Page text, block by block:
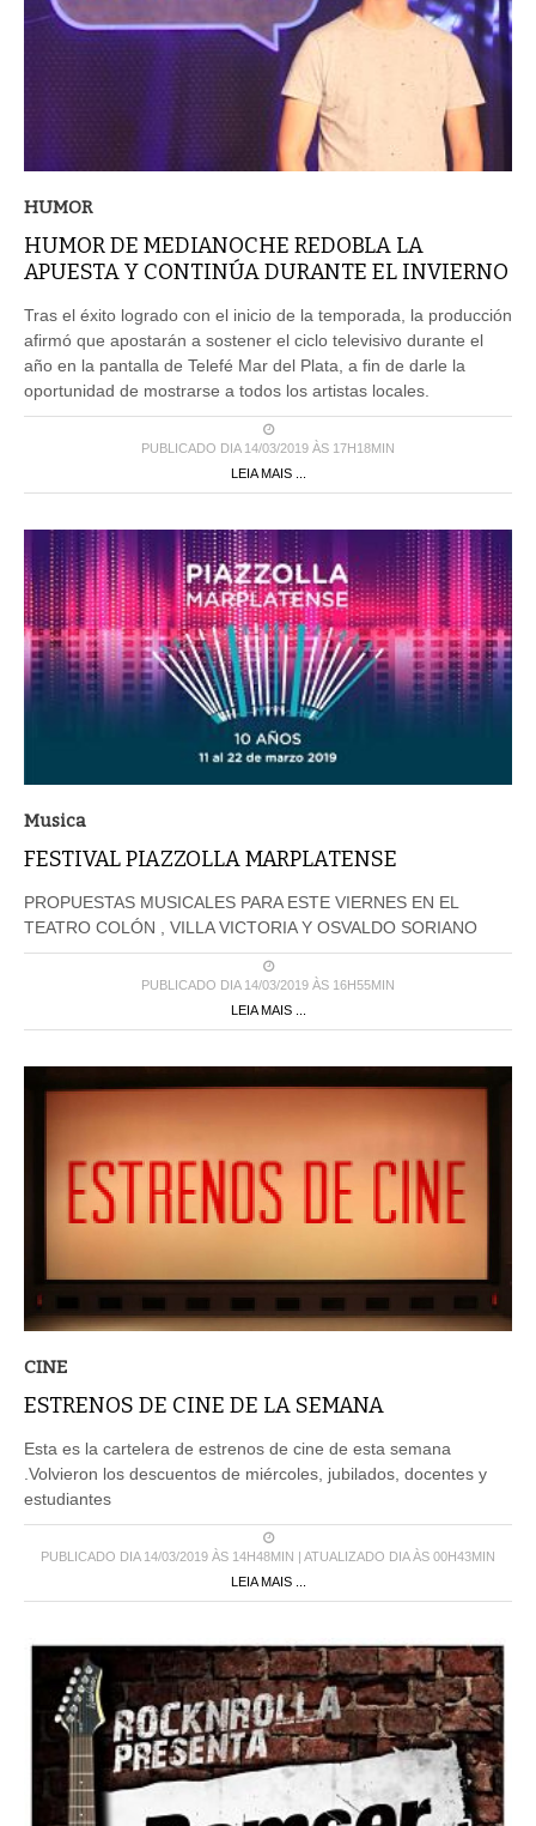
HUMOR
HUMOR DE MEDIANOCHE REDOBLA LA
APUESTA Y CONTINÚA DURANTE EL INVIERNO
Tras el éxito logrado con el inicio de la temporada, la producción
afirmó que apostarán a sostener el ciclo televisivo durante el
año en la pantalla de Telefé Mar del Plata, a fin de darle la
oportunidad de mostrarse a todos los artistas locales.
PUBLICADO DIA 14/03/2019 ÀS 17H18MIN
LEIA MAIS ...
Musica
FESTIVAL PIAZZOLLA MARPLATENSE
PROPUESTAS MUSICALES PARA ESTE VIERNES EN EL
TEATRO COLÓN , VILLA VICTORIA Y OSVALDO SORIANO
PUBLICADO DIA 14/03/2019 ÀS 16H55MIN
LEIA MAIS ...
CINE
ESTRENOS DE CINE DE LA SEMANA
Esta es la cartelera de estrenos de cine de esta semana
.Volvieron los descuentos de miércoles, jubilados, docentes y
estudiantes
PUBLICADO DIA 14/03/2019 ÀS 14H48MIN | ATUALIZADO DIA ÀS 00H43MIN
LEIA MAIS ...